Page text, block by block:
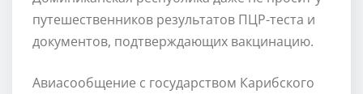
путешественников результатов ПЦР-теста и
документов, подтверждающих вакцинацию.
Авиасообщение с государством Карибского